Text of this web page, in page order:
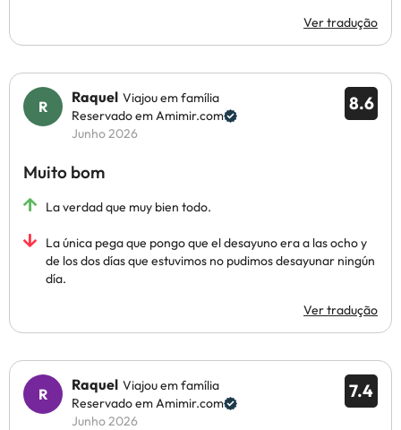
Ver tradução
8.6
Raquel Viajou em família
Reservado em Amimir.com
Junho 2026
Muito bom
La verdad que muy bien todo.
La única pega que pongo que el desayuno era a las ocho y
de los dos días que estuvimos no pudimos desayunar ningún
día.
Ver tradução
7.4
Raquel Viajou em família
Reservado em Amimir.com
Junho 2026